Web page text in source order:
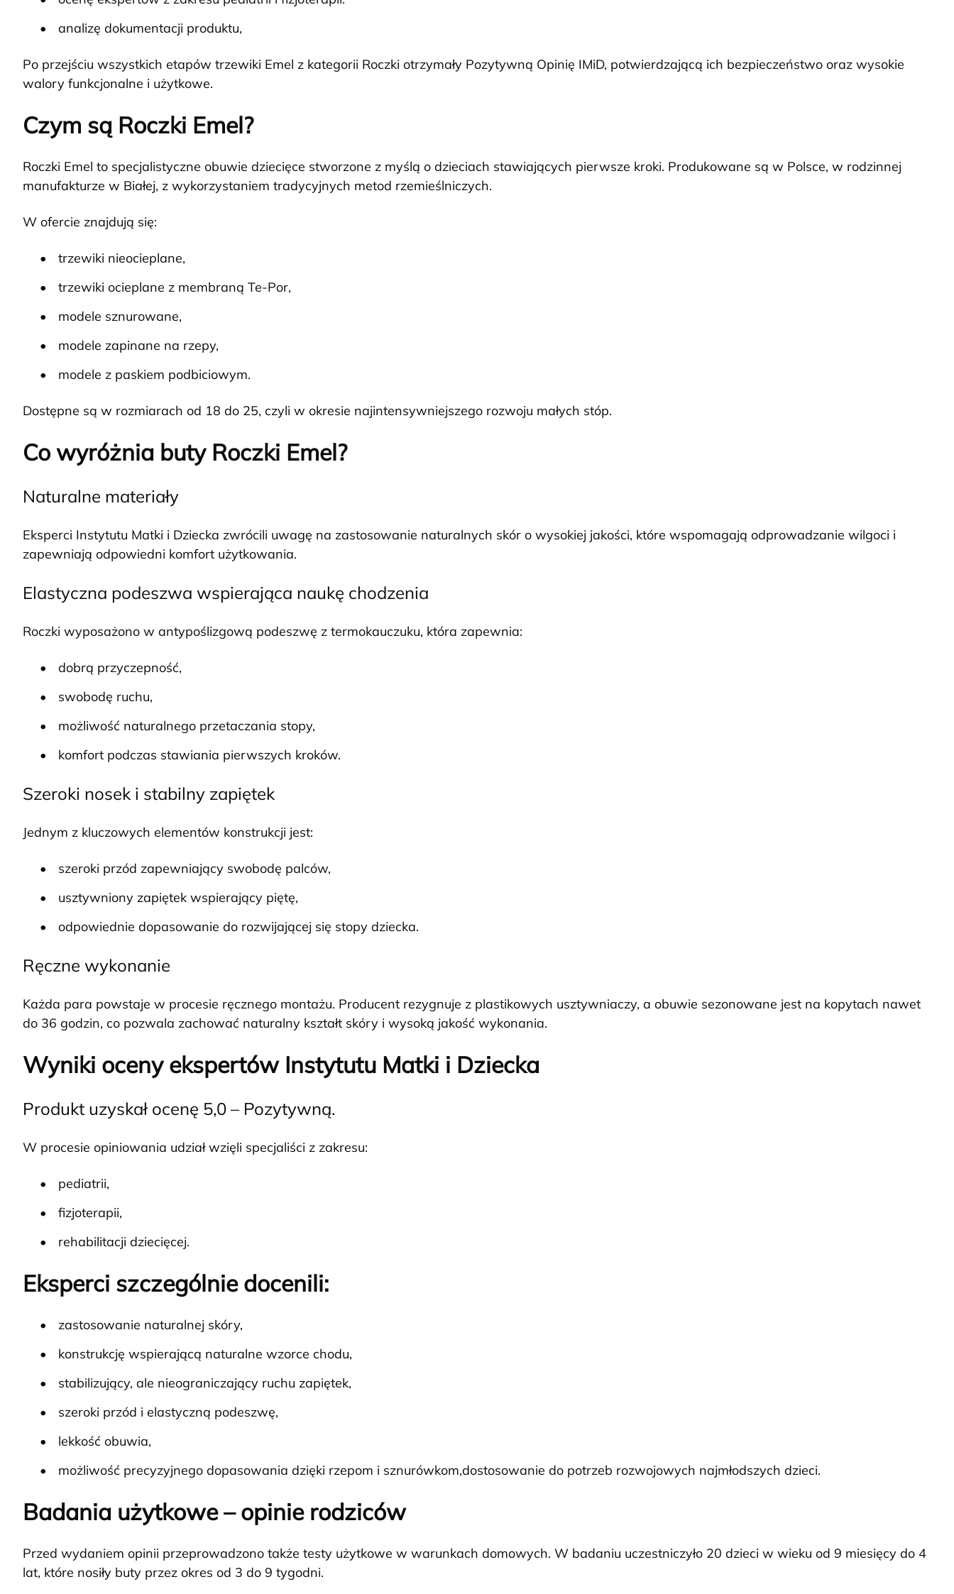
analizę dokumentacji produktu,
Po przejściu wszystkich etapów trzewiki Emel z kategorii Roczki otrzymały Pozytywną Opinię IMiD, potwierdzającą ich bezpieczeństwo oraz wysokie
walory funkcjonalne i użytkowe.
Czym są Roczki Emel?
Roczki Emel to specjalistyczne obuwie dziecięce stworzone z myślą o dzieciach stawiających pierwsze kroki. Produkowane są w Polsce, w rodzinnej
manufakturze w Białej, z wykorzystaniem tradycyjnych metod rzemieślniczych.
W ofercie znajdują się:
trzewiki nieocieplane,
trzewiki ocieplane z membraną Te-Por,
modele sznurowane,
modele zapinane na rzepy,
modele z paskiem podbiciowym.
Dostępne są w rozmiarach od 18 do 25, czyli w okresie najintensywniejszego rozwoju małych stóp.
Co wyróżnia buty Roczki Emel?
Naturalne materiały
Eksperci Instytutu Matki i Dziecka zwrócili uwagę na zastosowanie naturalnych skór o wysokiej jakości, które wspomagają odprowadzanie wilgoci i
zapewniają odpowiedni komfort użytkowania.
Elastyczna podeszwa wspierająca naukę chodzenia
Roczki wyposażono w antypoślizgową podeszwę z termokauczuku, która zapewnia:
dobrą przyczepność,
swobodę ruchu,
możliwość naturalnego przetaczania stopy,
komfort podczas stawiania pierwszych kroków.
Szeroki nosek i stabilny zapiętek
Jednym z kluczowych elementów konstrukcji jest:
szeroki przód zapewniający swobodę palców,
usztywniony zapiętek wspierający piętę,
odpowiednie dopasowanie do rozwijającej się stopy dziecka.
Ręczne wykonanie
Każda para powstaje w procesie ręcznego montażu. Producent rezygnuje z plastikowych usztywniaczy, a obuwie sezonowane jest na kopytach nawet
do 36 godzin, co pozwala zachować naturalny kształt skóry i wysoką jakość wykonania.
Wyniki oceny ekspertów Instytutu Matki i Dziecka
Produkt uzyskał ocenę 5,0 – Pozytywną.
W procesie opiniowania udział wzięli specjaliści z zakresu:
pediatrii,
fizjoterapii,
rehabilitacji dziecięcej.
Eksperci szczególnie docenili:
zastosowanie naturalnej skóry,
konstrukcję wspierającą naturalne wzorce chodu,
stabilizujący, ale nieograniczający ruchu zapiętek,
szeroki przód i elastyczną podeszwę,
lekkość obuwia,
możliwość precyzyjnego dopasowania dzięki rzepom i sznurówkom,dostosowanie do potrzeb rozwojowych najmłodszych dzieci.
Badania użytkowe – opinie rodziców
Przed wydaniem opinii przeprowadzono także testy użytkowe w warunkach domowych. W badaniu uczestniczyło 20 dzieci w wieku od 9 miesięcy do 4
lat, które nosiły buty przez okres od 3 do 9 tygodni.